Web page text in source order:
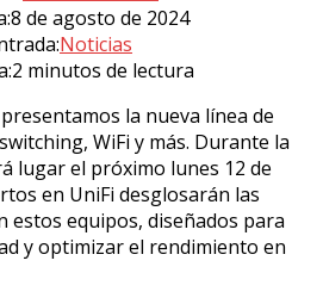
8 de agosto de 2024
Noticias
2 minutos de lectura
la nueva línea de
WiFi y más. Durante la
lugar el próximo lunes 12 de
en UniFi desglosarán las
estos equipos, diseñados para
y optimizar el rendimiento en